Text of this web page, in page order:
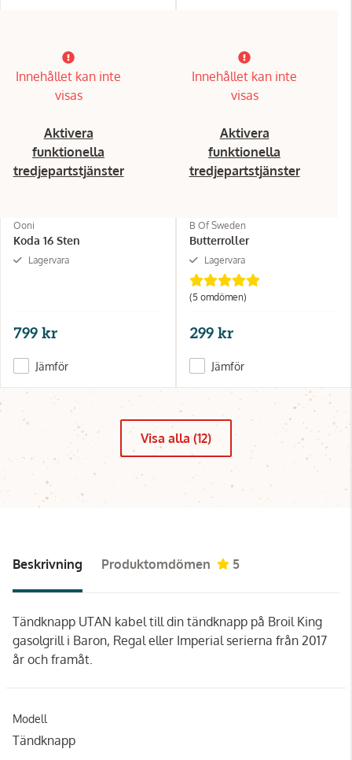
Innehållet kan inte
visas
Aktivera
funktionella
tredjepartstjänster
Ooni
Koda 16 Sten
Lagervara
799 kr
Jämför
Innehållet kan inte
visas
Aktivera
funktionella
tredjepartstjänster
B Of Sweden
Butterroller
Lagervara
(5 omdömen)
299 kr
Jämför
Visa alla (12)
Beskrivning Produktomdömen 5
Tändknapp UTAN kabel till din tändknapp på Broil King
gasolgrill i Baron, Regal eller Imperial serierna från 2017
år och framåt.
Modell
Tändknapp